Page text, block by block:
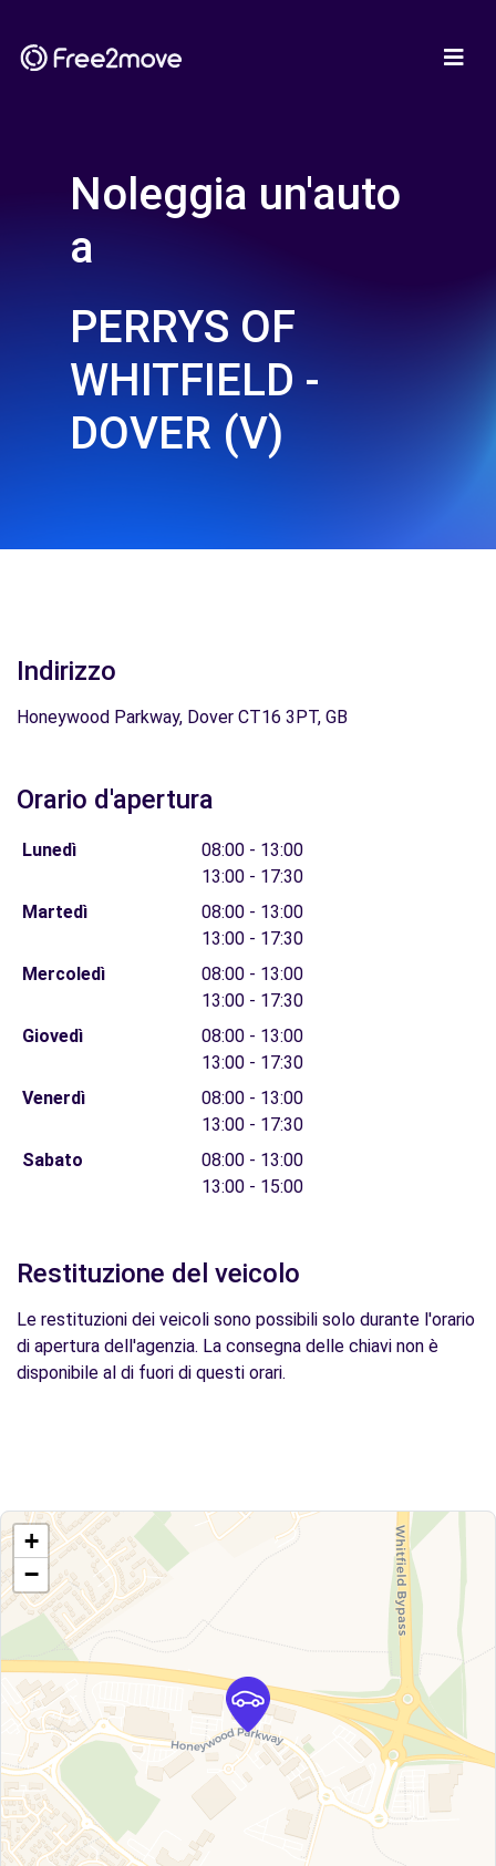
Noleggia un'auto
a
PERRYS OF
WHITFIELD -
DOVER (V)
Indirizzo
Honeywood Parkway, Dover CT16 3PT, GB
Orario d'apertura
Lunedì
08:00 - 13:00
13:00 - 17:30
Martedì
08:00 - 13:00
13:00 - 17:30
Mercoledì
08:00 - 13:00
13:00 - 17:30
Giovedì
08:00 - 13:00
13:00 - 17:30
Venerdì
08:00 - 13:00
13:00 - 17:30
Sabato
08:00 - 13:00
13:00 - 15:00
Restituzione del veicolo
Le restituzioni dei veicoli sono possibili solo durante l'orario
di apertura dell'agenzia. La consegna delle chiavi non è
disponibile al di fuori di questi orari.
+
−